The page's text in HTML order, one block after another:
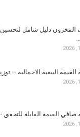
المخزون دليل شامل لتحسين
البيعية الاجمالية –
القيمة القابلة للتحقق